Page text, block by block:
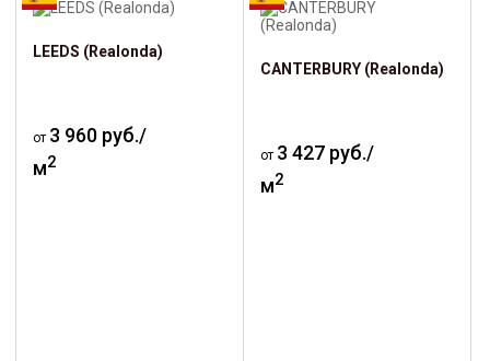
LEEDS (Realonda)
от 3 960 руб./
м2
CANTERBURY (Realonda)
от 3 427 руб./
м2